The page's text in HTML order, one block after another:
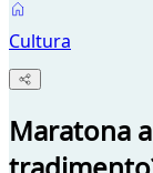
Cultura
Maratona